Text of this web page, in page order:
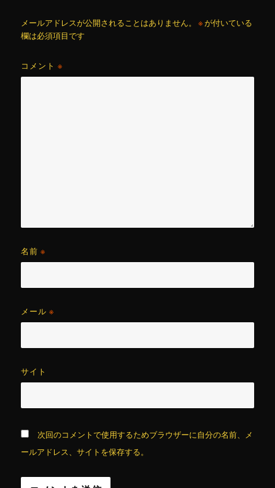
メールアドレスが公開されることはありません。 ※が付いている
欄は必須項目です
コメント※
名前※
メール※
サイト
次回のコメントで使用するためブラウザーに自分の名前、メ
ールアドレス、サイトを保存する。